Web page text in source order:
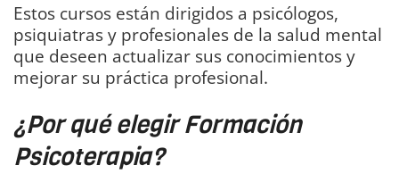
Estos cursos están dirigidos a psicólogos,
psiquiatras y profesionales de la salud mental
que deseen actualizar sus conocimientos y
mejorar su práctica profesional.
¿Por qué elegir Formación
Psicoterapia?